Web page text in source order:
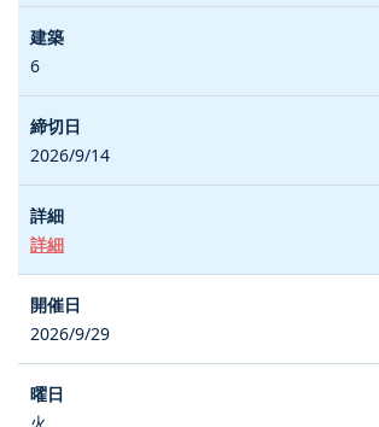
6
2026/9/14
詳細
2026/9/29